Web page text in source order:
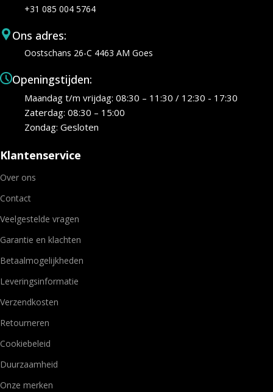
+31 085 004 5764
Ons adres:
Oostschans 26-C 4463 AM Goes
Openingstijden:
Maandag t/m vrijdag: 08:30 – 11:30 / 12:30 - 17:30
Zaterdag: 08:30 – 15:00
Zondag: Gesloten
Klantenservice
Over ons
Contact
Veelgestelde vragen
Garantie en klachten
Betaalmogelijkheden
Leveringsinformatie
Verzendkosten
Retourneren
Cookiebeleid
Duurzaamheid
Onze merken